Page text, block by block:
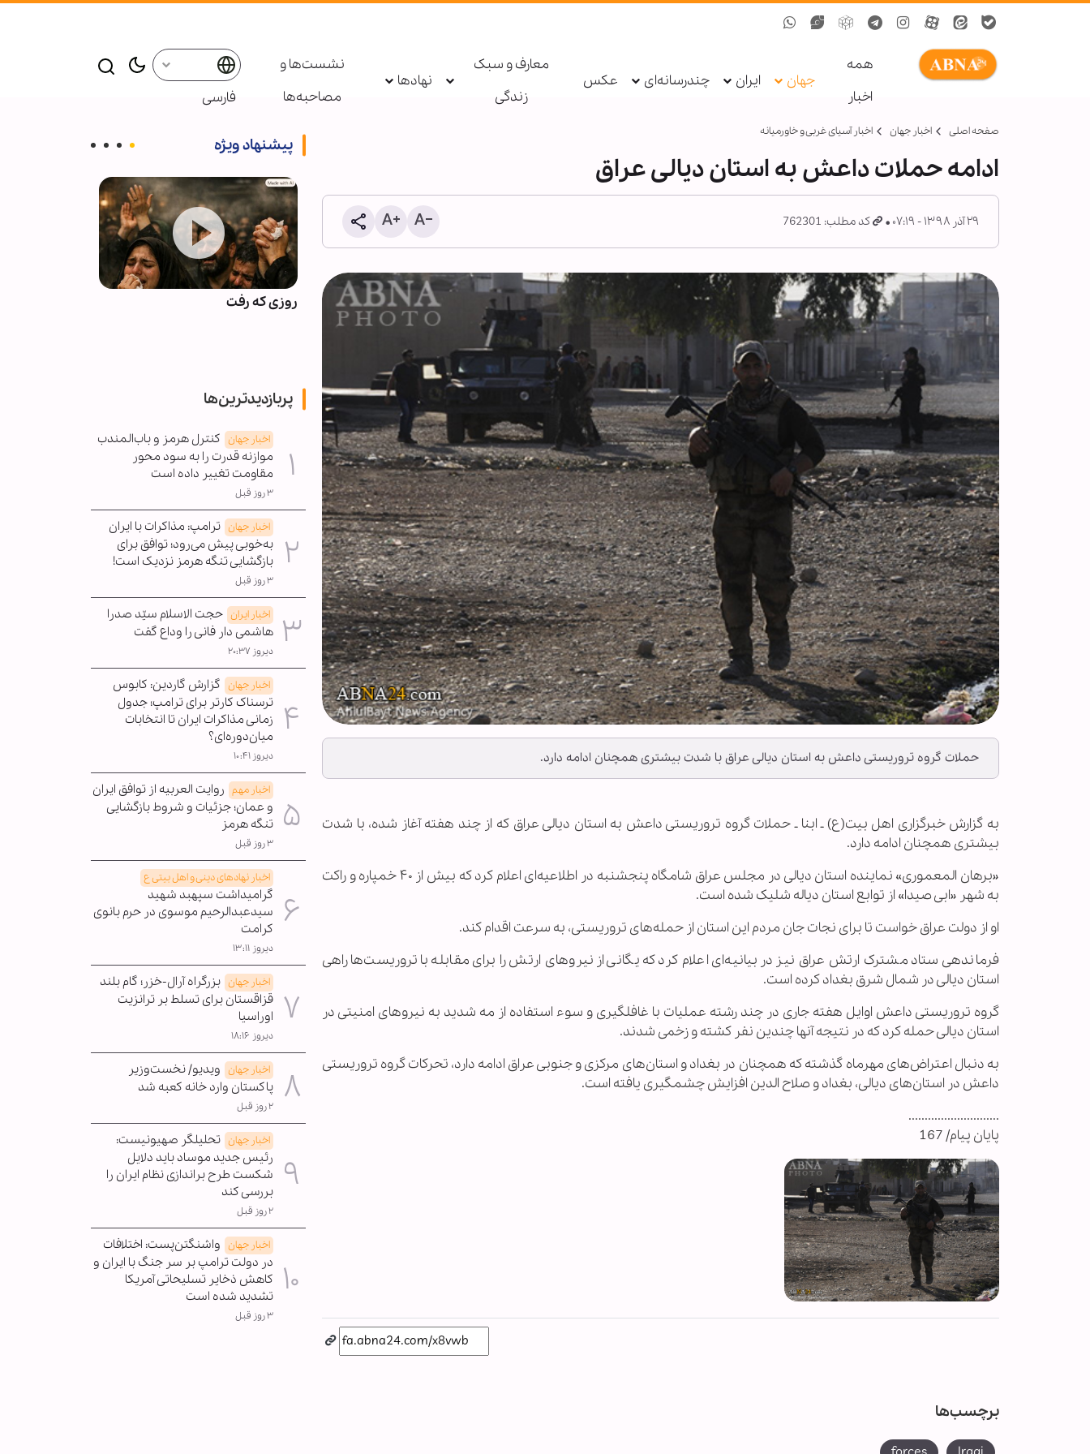
همه
اخبار
جهان ایران چندرسانه‌ای عکس
معارف و سبک
زندگی
نهادها
نشست‌ها و
مصاحبه‌ها
فارسی
صفحه اصلی اخبار جهان اخبار آسیای غربی و خاورمیانه
ادامه حملات داعش به استان دیالی عراق
۲۹ آذر ۱۳۹۸ - ۰۷:۱۹ کد مطلب: 762301
حملات گروه تروریستی داعش به استان دیالی عراق با شدت بیشتری همچنان ادامه دارد.
به گزارش خبرگزاری اهل بیت(ع) ـ ابنا ـ حملات گروه تروریستی داعش به استان دیالی عراق که از چند هفته آغاز شده، با شدت
بیشتری همچنان ادامه دارد.
«برهان المعموری» نماینده استان دیالی در مجلس عراق شامگاه پنجشنبه در اطلاعیه‌ای اعلام کرد که بیش از ۴۰ خمپاره و راکت
به شهر «ابی صیدا» از توابع استان دیاله شلیک شده ‌است.
او از دولت عراق خواست تا برای نجات جان مردم این استان از حمله‌های تروریستی، به سرعت اقدام کند.
فرماندهی ستاد مشترک ارتش عراق نیز در بیانیه‌ای اعلام کرد که یگانی از نیروهای ارتش را برای مقابله با تروریست‌ها راهی
استان دیالی در شمال شرق بغداد کرده است.
گروه تروریستی داعش اوایل هفته جاری در چند رشته عملیات با غافلگیری و سوء استفاده از مه شدید به نیروهای امنیتی در
استان دیالی حمله کرد که در نتیجه آنها چندین نفر کشته و زخمی شدند.
به دنبال اعتراض‌های مهرماه گذشته که همچنان در بغداد و استان‌های مرکزی و جنوبی عراق ادامه دارد، تحرکات گروه تروریستی
داعش در استان‌های دیالی، بغداد و صلاح الدین افزایش چشمگیری یافته است.
............................
پایان پیام/ 167
برچسب‌ها
پیشنهاد ویژه
طرح جنجالی پارلمان ایتالیا برای
تشدید نظارت‌های امنیتی بر اقلیت‌
مذهبی و مساجد
روزی که رفت
پربازدیدترین‌ها
اخبار جهان کنترل هرمز و باب‌المندب
موازنه قدرت را به سود محور
مقاومت تغییر داده است
۳ روز قبل
اخبار جهان ترامپ: مذاکرات با ایران
به‌خوبی پیش می‌رود؛ توافق برای
بازگشایی تنگه هرمز نزدیک است!
۳ روز قبل
اخبار ایران حجت الاسلام سیّد صدرا
هاشمی دار فانی را وداع گفت
دیروز ۲۰:۳۷
اخبار جهان گزارش گاردین: کابوس
ترسناک کارتر برای ترامپ؛ جدول
زمانی مذاکرات ایران تا انتخابات
میان‌دوره‌ای؟
دیروز ۱۰:۴۱
اخبار مهم روایت العربیه از توافق ایران
و عمان؛ جزئیات و شروط بازگشایی
تنگه هرمز
۳ روز قبل
اخبار نهادهای دینی و اهل بیتی ع
گرامیداشت سپهبد شهید
سیدعبدالرحیم موسوی در حرم بانوی
کرامت
دیروز ۱۳:۱۱
اخبار جهان بزرگراه آرال-خزر؛ گام بلند
قزاقستان برای تسلط بر ترانزیت
اوراسیا
دیروز ۱۸:۱۶
اخبار جهان ویدیو/ نخست‌وزیر
پاکستان وارد خانه کعبه شد
۲ روز قبل
اخبار جهان تحلیلگر صهیونیست:
رئیس جدید موساد باید دلایل
شکست طرح براندازی نظام ایران را
بررسی کند
۲ روز قبل
اخبار جهان واشنگتن‌پست: اختلافات
در دولت ترامپ بر سر جنگ با ایران و
کاهش ذخایر تسلیحاتی آمریکا
تشدید شده است
۳ روز قبل